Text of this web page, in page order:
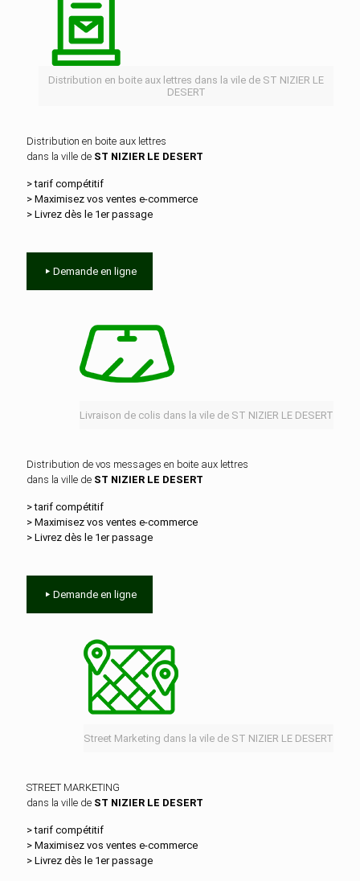
Distribution en boite aux lettres dans la vile de ST NIZIER LE
DESERT
Distribution en boite aux lettres
dans la ville de ST NIZIER LE DESERT
> tarif compétitif
> Maximisez vos ventes e‑commerce
> Livrez dès le 1er passage
Demande en ligne
Livraison de colis dans la vile de ST NIZIER LE DESERT
Distribution de vos messages en boite aux lettres
dans la ville de ST NIZIER LE DESERT
> tarif compétitif
> Maximisez vos ventes e‑commerce
> Livrez dès le 1er passage
Demande en ligne
Street Marketing dans la vile de ST NIZIER LE DESERT
STREET MARKETING
dans la ville de ST NIZIER LE DESERT
> tarif compétitif
> Maximisez vos ventes e‑commerce
> Livrez dès le 1er passage